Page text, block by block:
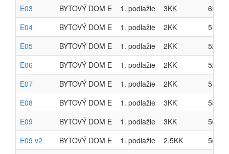
E03
BYTOVÝ DOM E 1. podlažie 3KK
65.59
E04
BYTOVÝ DOM E 1. podlažie 2KK
51.07
E05
BYTOVÝ DOM E 1. podlažie 2KK
52.06
E06
BYTOVÝ DOM E 1. podlažie 2KK
52.06
E07
BYTOVÝ DOM E 1. podlažie 2KK
51.07
E08
BYTOVÝ DOM E 1. podlažie 3KK
58.39
E09
BYTOVÝ DOM E 1. podlažie 3KK
56.56
E09 v2
BYTOVÝ DOM E 1. podlažie 2.5KK
56.56